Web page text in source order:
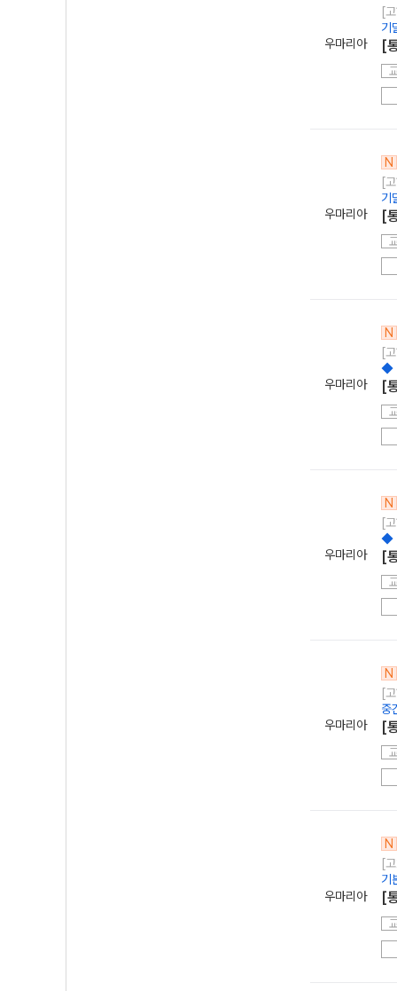
우마리아
[
기
[
우마리아
N
[
기
[
우마리아
N
[
◆
[
우마리아
N
[
◆
[
우마리아
N
[
중
[
우마리아
N
[
기
[